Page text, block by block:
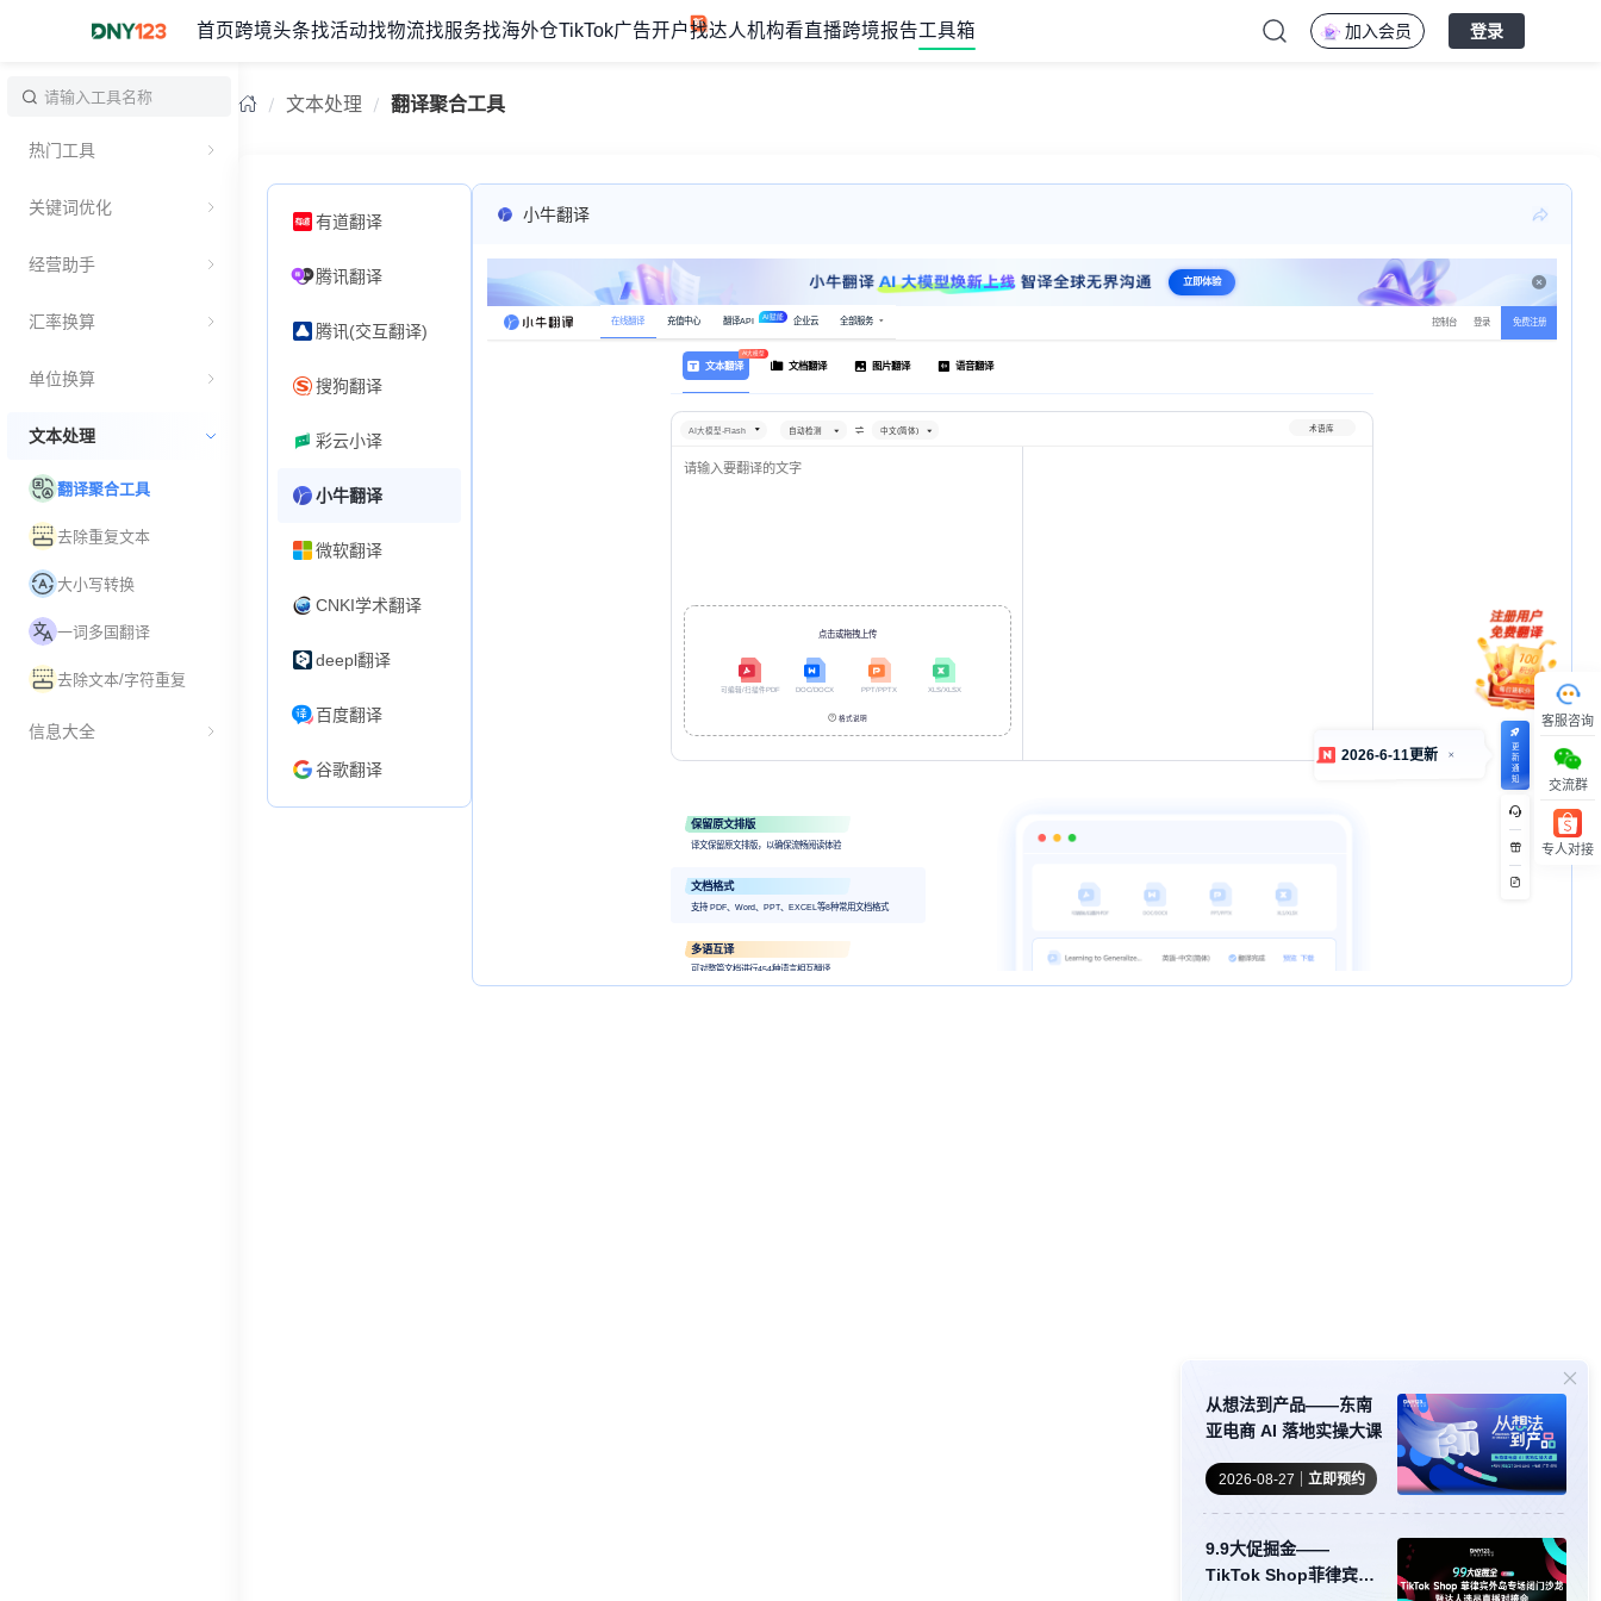
首页 跨境头条找活动找物流找服务找海外仓TikTok广告开户找达人机构看直播跨境报告工具箱 加入会员 登录
从想法到产品——东南
亚电商 AI 落地实操大课
2026-08-27 立即预约
9.9大促掘金——
TikTok Shop菲律宾外
热门工具
关键词优化
经营助手
汇率换算
单位换算
文本处理
翻译聚合工具
去除重复文本
大小写转换
一词多国翻译
去除文本/字符重复
信息大全
文本处理 翻译聚合工具
有道翻译
腾讯翻译
腾讯(交互翻译)
搜狗翻译
彩云小译
小牛翻译
微软翻译
CNKI学术翻译
deepl翻译
百度翻译
谷歌翻译
小牛翻译
客服咨询
交流群
专人对接
回顶部